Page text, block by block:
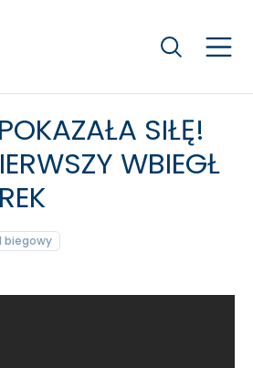
Szukaj
SIŁĘ!
WBIEGŁ
biegowy